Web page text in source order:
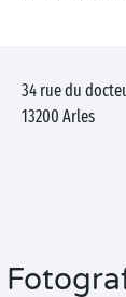
34 rue du
13200 Arles